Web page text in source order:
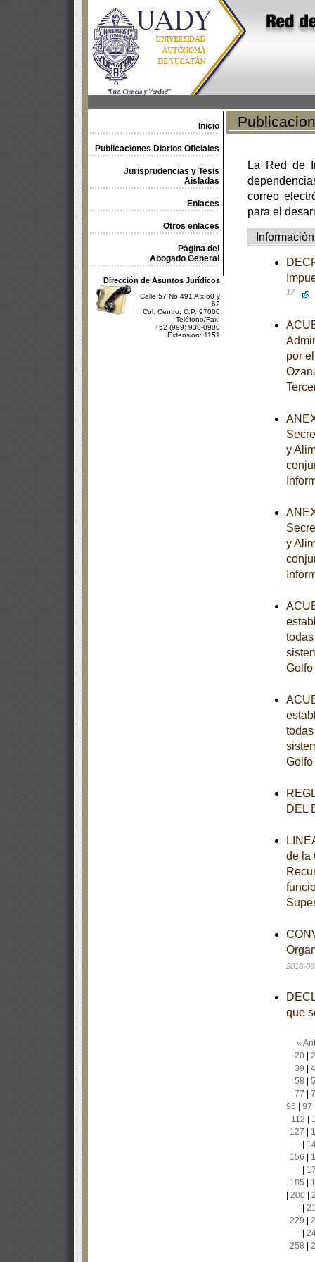
Inicio
Publicaciones Diarios Oficiales
Jurisprudencias y Tesis
Aisladas
Enlaces
Otros enlaces
Página del
Abogado General
Dirección de Asuntos Jurídicos
Calle 57 No 491 A x 60 y
62
Col. Centro, C.P. 97000
Teléfono/Fax:
+52 (999) 930-0900
Extensión: 1151
La Red de
correo
para el
Información
17
por
y
y
DEL
de la
2018-
que
«
20|
39
58
77
96
97
112
127
156
185
200|
229
258